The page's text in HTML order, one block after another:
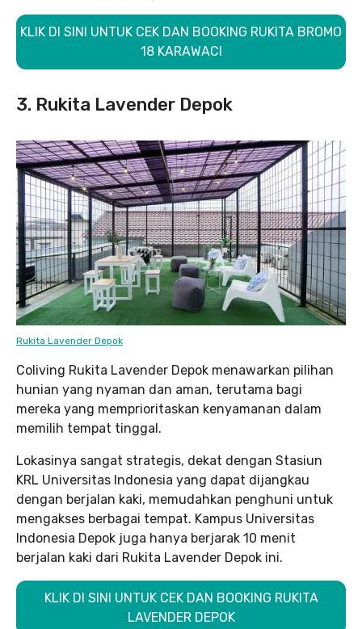
KLIK DI SINI UNTUK CEK DAN BOOKING RUKITA BROMO
18 KARAWACI
3. Rukita Lavender Depok
Rukita Lavender Depok
Coliving Rukita Lavender Depok menawarkan pilihan
hunian yang nyaman dan aman, terutama bagi
mereka yang memprioritaskan kenyamanan dalam
memilih tempat tinggal.
Lokasinya sangat strategis, dekat dengan Stasiun
KRL Universitas Indonesia yang dapat dijangkau
dengan berjalan kaki, memudahkan penghuni untuk
mengakses berbagai tempat. Kampus Universitas
Indonesia Depok juga hanya berjarak 10 menit
berjalan kaki dari Rukita Lavender Depok ini.
KLIK DI SINI UNTUK CEK DAN BOOKING RUKITA
LAVENDER DEPOK